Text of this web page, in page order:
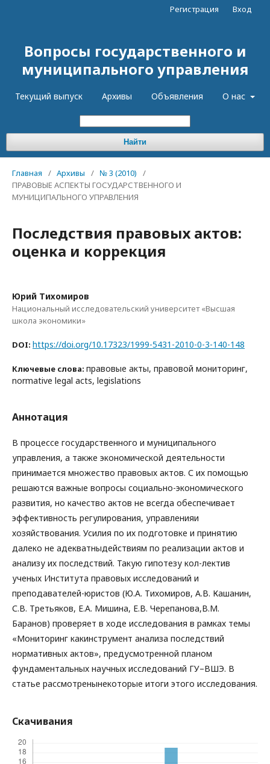
Вопросы государственного и
муниципального управления
Текущий выпуск Архивы Объявления О нас
Найти
Регистрация Вход
Главная / Архивы / № 3 (2010)
/
ПРАВОВЫЕ АСПЕКТЫ ГОСУДАРСТВЕННОГО И
МУНИЦИПАЛЬНОГО УПРАВЛЕНИЯ
Последствия правовых актов:
оценка и коррекция
Юрий Тихомиров
Национальный исследовательский университет «Высшая
школа экономики»
DOI: https://doi.org/10.17323/1999-5431-2010-0-3-140-148
Ключевые слова: правовые акты, правовой мониторинг,
normative legal acts, legislations
Аннотация
В процессе государственного и муниципального
управления, а также экономической деятельности
принимается множество правовых актов. С их помощью
решаются важные вопросы социально-экономического
развития, но качество актов не всегда обеспечивает
эффективность регулирования, управленияи
хозяйствования. Усилия по их подготовке и принятию
далеко не адекватныдействиям по реализации актов и
анализу их последствий. Такую гипотезу кол-лектив
ученых Института правовых исследований и
преподавателей-юристов (Ю.А. Тихомиров, А.В. Кашанин,
С.В. Третьяков, Е.А. Мишина, Е.В. Черепанова,В.М.
Баранов) проверяет в ходе исследования в рамках темы
«Мониторинг какинструмент анализа последствий
нормативных актов», предусмотренной планом
фундаментальных научных исследований ГУ–ВШЭ. В
статье рассмотренынекоторые итоги этого исследования.
Скачивания